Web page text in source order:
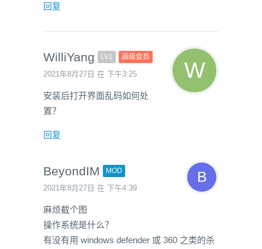
回复
WilliYang LV1 高级会员
2021年8月27日 在 下午3:25
安装后打开界面乱码如何处
置？
回复
BeyondIM MOD
2021年8月27日 在 下午4:39
麻烦截个图
操作系统是什么？
有没有用 windows defender 或 360 之类的杀